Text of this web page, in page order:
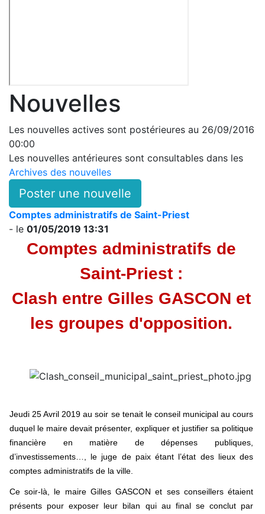
Nouvelles
Les nouvelles actives sont postérieures au 26/09/2016
00:00
Les nouvelles antérieures sont consultables dans les
Archives des nouvelles
Poster une nouvelle
Comptes administratifs de Saint-Priest
- le 01/05/2019 13:31
Comptes administratifs de
Saint-Priest :
Clash entre Gilles GASCON et
les groupes d'opposition.
Jeudi 25 Avril 2019 au soir se tenait le conseil municipal au cours
duquel le maire devait présenter, expliquer et justifier sa politique
financière en matière de dépenses publiques,
d’investissements…, le juge de paix étant l’état des lieux des
comptes administratifs de la ville.
Ce soir-là, le maire Gilles GASCON et ses conseillers étaient
présents pour exposer leur bilan qui au final se conclut par